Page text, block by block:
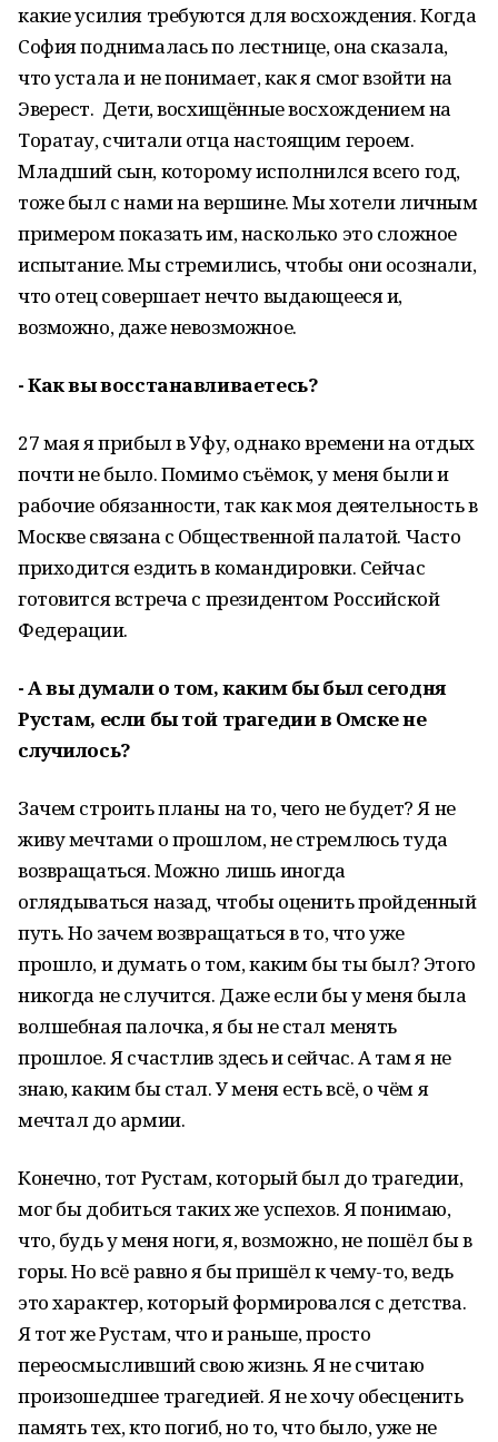
какие усилия требуются для восхождения. Когда
София поднималась по лестнице, она сказала,
что устала и не понимает, как я смог взойти на
Эверест. Дети, восхищённые восхождением на
Торатау, считали отца настоящим героем.
Младший сын, которому исполнился всего год,
тоже был с нами на вершине. Мы хотели личным
примером показать им, насколько это сложное
испытание. Мы стремились, чтобы они осознали,
что отец совершает нечто выдающееся и,
возможно, даже невозможное.
- Как вы восстанавливаетесь?
27 мая я прибыл в Уфу, однако времени на отдых
почти не было. Помимо съёмок, у меня были и
рабочие обязанности, так как моя деятельность в
Москве связана с Общественной палатой. Часто
приходится ездить в командировки. Сейчас
готовится встреча с президентом Российской
Федерации.
- А вы думали о том, каким бы был сегодня
Рустам, если бы той трагедии в Омске не
случилось?
Зачем строить планы на то, чего не будет? Я не
живу мечтами о прошлом, не стремлюсь туда
возвращаться. Можно лишь иногда
оглядываться назад, чтобы оценить пройденный
путь. Но зачем возвращаться в то, что уже
прошло, и думать о том, каким бы ты был? Этого
никогда не случится. Даже если бы у меня была
волшебная палочка, я бы не стал менять
прошлое. Я счастлив здесь и сейчас. А там я не
знаю, каким бы стал. У меня есть всё, о чём я
мечтал до армии.
Конечно, тот Рустам, который был до трагедии,
мог бы добиться таких же успехов. Я понимаю,
что, будь у меня ноги, я, возможно, не пошёл бы в
горы. Но всё равно я бы пришёл к чему-то, ведь
это характер, который формировался с детства.
Я тот же Рустам, что и раньше, просто
переосмысливший свою жизнь. Я не считаю
произошедшее трагедией. Я не хочу обесценить
память тех, кто погиб, но то, что было, уже не